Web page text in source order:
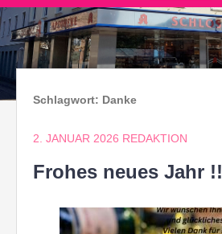
Zum
Inhalt
springen
Schlagwort: Danke
2. JANUAR 2026 REDAKTION
Frohes neues Jahr !!